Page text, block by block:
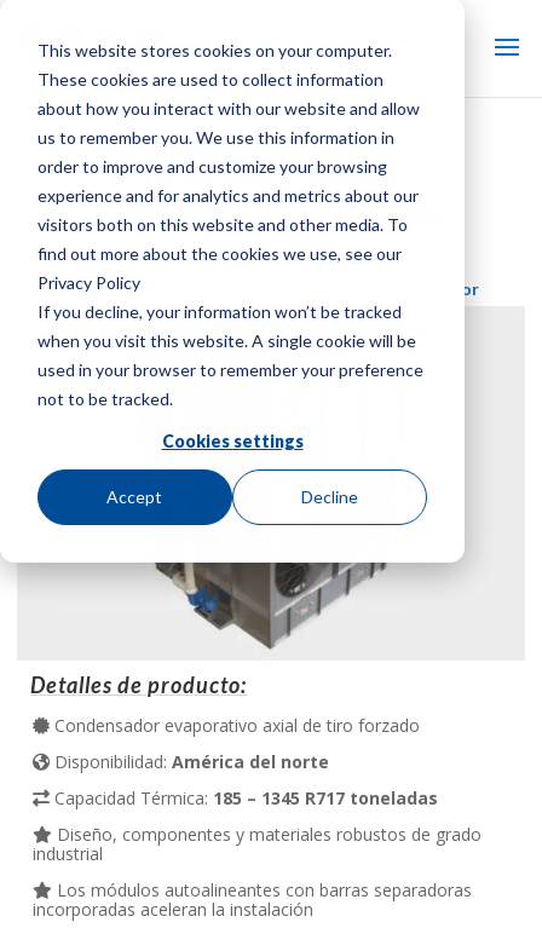
This website stores cookies on your computer.
These cookies are used to collect information
about how you interact with our website and allow
us to remember you. We use this information in
order to improve and customize your browsing
experience and for analytics and metrics about our
visitors both on this website and other media. To
find out more about the cookies we use, see our
Privacy Policy
If you decline, your information won’t be tracked
when you visit this website. A single cookie will be
used in your browser to remember your preference
not to be tracked.
Cookies settings
Accept Decline
IEC DEL SGS
CONDENSADOR EVAPORATIVO
INDUSTRIAL
Marca:Refrigeración SGS
Condensador
evaporativo industrial
Detalles de producto:
Condensador evaporativo axial de tiro forzado
Disponibilidad: América del norte
Capacidad Térmica: 185 – 1345 R717 toneladas
Diseño, componentes y materiales robustos de grado
industrial
Los módulos autoalineantes con barras separadoras
incorporadas aceleran la instalación